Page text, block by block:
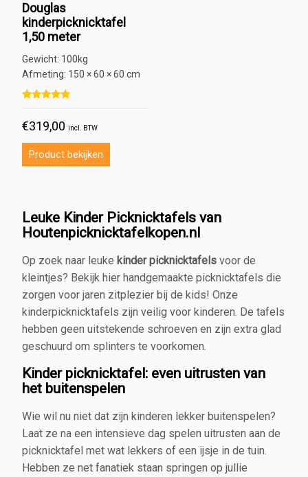
Douglas
kinderpicknicktafel
1,50 meter
Gewicht: 100kg
Afmeting: 150 × 60 × 60 cm
Gewaardeerd
op 5 gebaseerd op
1
waardering
€319,00 incl. BTW
Product bekijken
Leuke Kinder Picknicktafels van
Houtenpicknicktafelkopen.nl
Op zoek naar leuke kinder picknicktafels voor de
kleintjes? Bekijk hier handgemaakte picknicktafels die
zorgen voor jaren zitplezier bij de kids! Onze
kinderpicknicktafels zijn veilig voor kinderen. De tafels
hebben geen uitstekende schroeven en zijn extra glad
geschuurd om splinters te voorkomen.
Kinder picknicktafel: even uitrusten van
het buitenspelen
Wie wil nu niet dat zijn kinderen lekker buitenspelen?
Laat ze na een intensieve dag spelen uitrusten aan de
picknicktafel met wat lekkers of een ijsje in de tuin.
Hebben ze net fanatiek staan springen op jullie